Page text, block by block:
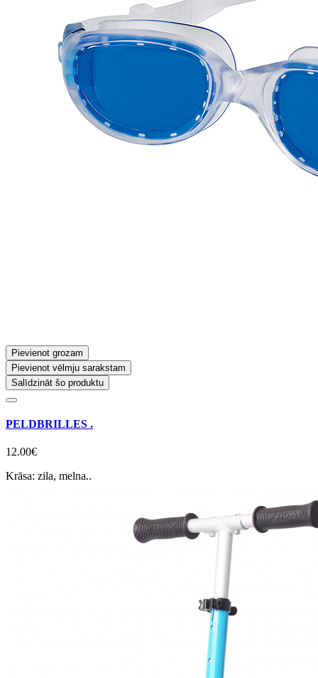
Pievienot grozam
Pievienot vēlmju sarakstam
Salīdzināt šo produktu
PELDBRILLES .
12.00€
Krāsa: zila, melna..